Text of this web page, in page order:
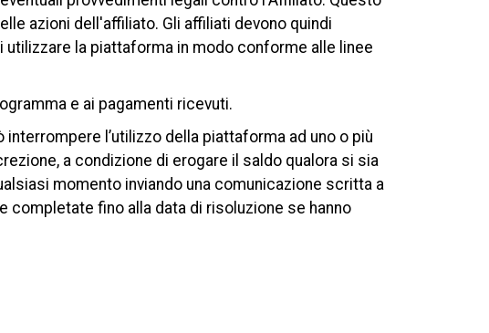
azioni dell'affiliato. Gli affiliati devono quindi
la piattaforma in modo conforme alle linee
e ai pagamenti ricevuti.
l’utilizzo della piattaforma ad uno o più
a condizione di erogare il saldo qualora si sia
momento inviando una comunicazione scritta a
completate fino alla data di risoluzione se hanno